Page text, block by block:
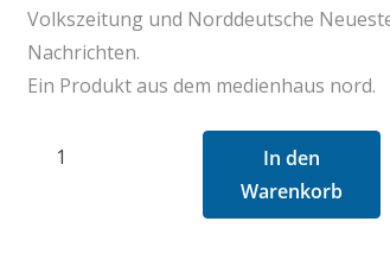
Volkszeitung und Norddeutsche
Nachrichten.
Ein Produkt aus dem medienhaus nord.
Mecklenburg
In den
Warenkorb